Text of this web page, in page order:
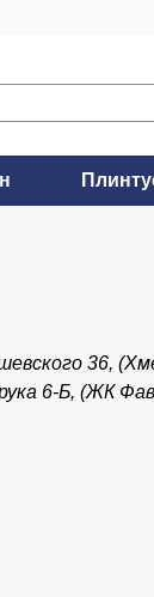
36,
6-Б, (ЖК